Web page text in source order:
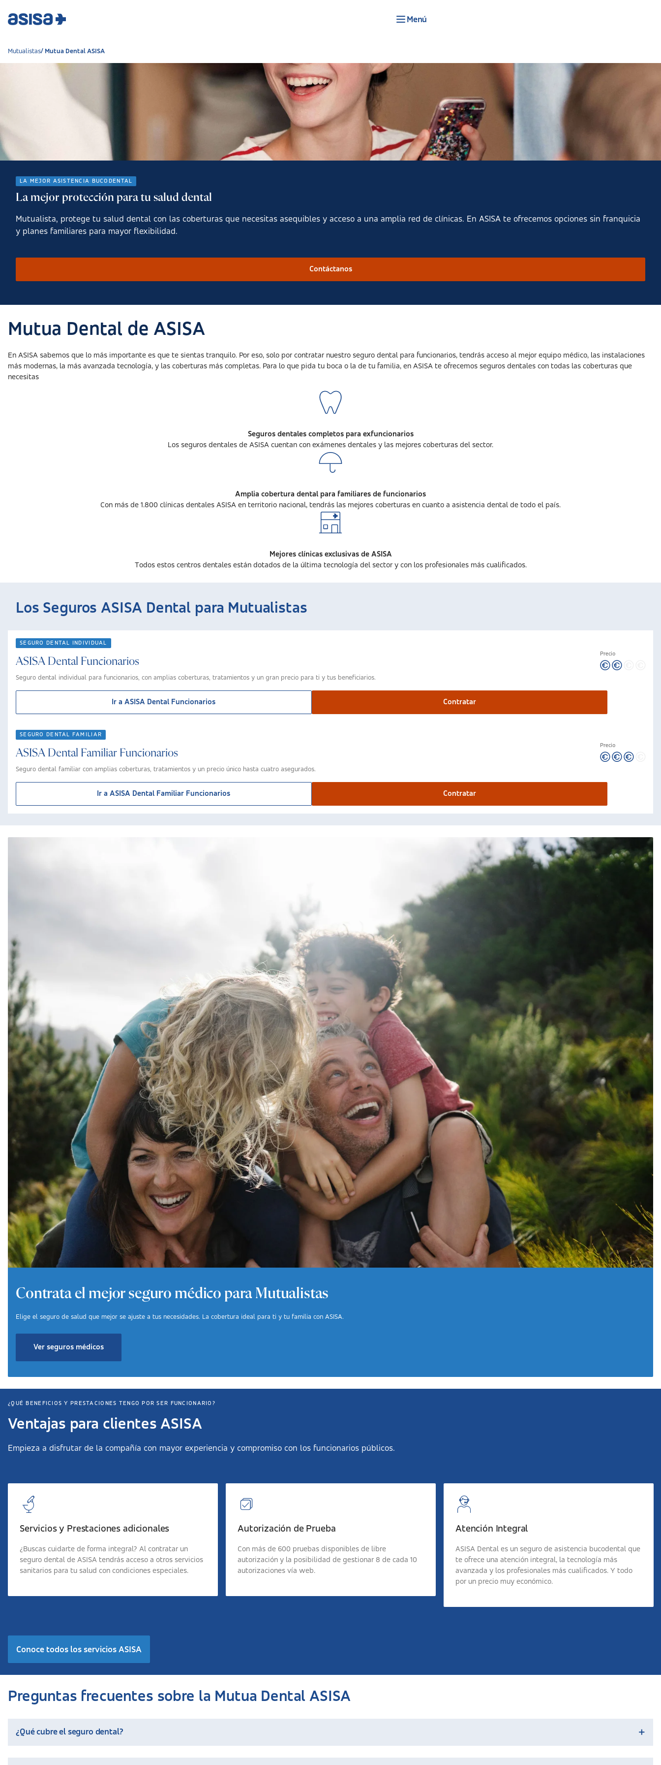
Menú
Mutualistas Mutua Dental ASISA
LA MEJOR ASISTENCIA BUCODENTAL
La mejor protección para tu salud dental
Mutualista, protege tu salud dental con las coberturas que necesitas asequibles y acceso a una amplia red de clínicas. En ASISA te ofrecemos opciones sin franquicia
y planes familiares para mayor flexibilidad.
Contáctanos
Mutua Dental de ASISA
En ASISA sabemos que lo más importante es que te sientas tranquilo. Por eso, solo por contratar nuestro seguro dental para funcionarios, tendrás acceso al mejor equipo médico, las instalaciones
más modernas, la más avanzada tecnología, y las coberturas más completas. Para lo que pida tu boca o la de tu familia, en ASISA te ofrecemos seguros dentales con todas las coberturas que
necesitas
Seguros dentales completos para exfuncionarios
Los seguros dentales de ASISA cuentan con exámenes dentales y las mejores coberturas del sector.
Amplia cobertura dental para familiares de funcionarios
Con más de 1.800 clínicas dentales ASISA en territorio nacional, tendrás las mejores coberturas en cuanto a asistencia dental de todo el país.
Mejores clínicas exclusivas de ASISA
Todos estos centros dentales están dotados de la última tecnología del sector y con los profesionales más cualificados.
Los Seguros ASISA Dental para Mutualistas
SEGURO DENTAL INDIVIDUAL
ASISA Dental Funcionarios
Precio
Seguro dental individual para funcionarios, con amplias coberturas, tratamientos y un gran precio para ti y tus beneficiarios.
Ir a ASISA Dental Funcionarios Contratar
SEGURO DENTAL FAMILIAR
ASISA Dental Familiar Funcionarios
Precio
Seguro dental familiar con amplias coberturas, tratamientos y un precio único hasta cuatro asegurados.
Ir a ASISA Dental Familiar Funcionarios Contratar
Contrata el mejor seguro médico para Mutualistas
Elige el seguro de salud que mejor se ajuste a tus necesidades. La cobertura ideal para ti y tu familia con ASISA.
Ver seguros médicos
¿QUÉ BENEFICIOS Y PRESTACIONES TENGO POR SER FUNCIONARIO?
Ventajas para clientes ASISA
Empieza a disfrutar de la compañía con mayor experiencia y compromiso con los funcionarios públicos.
Servicios y Prestaciones adicionales
¿Buscas cuidarte de forma integral? Al contratar un
seguro dental de ASISA tendrás acceso a otros servicios
sanitarios para tu salud con condiciones especiales.
Autorización de Prueba
Con más de 600 pruebas disponibles de libre
autorización y la posibilidad de gestionar 8 de cada 10
autorizaciones vía web.
Atención Integral
ASISA Dental es un seguro de asistencia bucodental que
te ofrece una atención integral, la tecnología más
avanzada y los profesionales más cualificados. Y todo
por un precio muy económico.
Conoce todos los servicios ASISA
Preguntas frecuentes sobre la Mutua Dental ASISA
¿Qué cubre el seguro dental?